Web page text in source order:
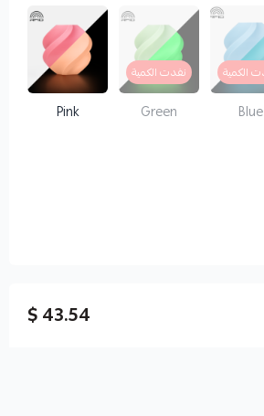
الكمية
Blue
نفدت الكمية
Green
Pink
43.54 $